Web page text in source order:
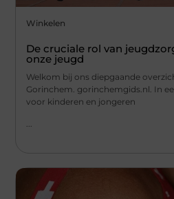
Winkelen
De cruciale rol van
onze jeugd
Welkom bij ons diepgaande
Gorinchem. gorinchemgids.nl. In
voor kinderen en jongeren
...